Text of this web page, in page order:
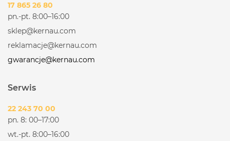
17 865 26 80
pn.-pt. 8:00–16:00
sklep@kernau.com
reklamacje@kernau.com
gwarancje@kernau.com
Serwis
22 243 70 00
pn. 8: 00–17:00
wt.-pt. 8:00–16:00